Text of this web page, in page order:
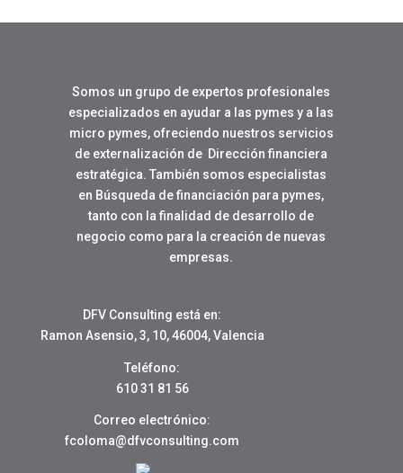
Somos un grupo de expertos profesionales
especializados en ayudar a las pymes y a las
micro pymes, ofreciendo nuestros servicios
de externalización de Dirección financiera
estratégica. También somos especialistas
en Búsqueda de financiación para pymes,
tanto con la finalidad de desarrollo de
negocio como para la creación de nuevas
empresas.
DFV Consulting está en:
Ramon Asensio, 3, 10, 46004, Valencia
Teléfono:
610 31 81 56
Correo electrónico:
fcoloma@dfvconsulting.com